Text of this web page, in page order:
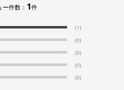
ー件数： 1件
(1)
(0)
(0)
(0)
(0)